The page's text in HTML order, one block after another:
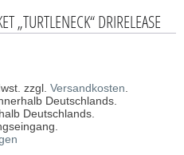
„TURTLENECK“ DRIRELEASE
zzgl. Versandkosten.
Deutschlands.
Deutschlands.